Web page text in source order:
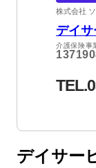
株式会社
デイ
介護保険事
デイサー